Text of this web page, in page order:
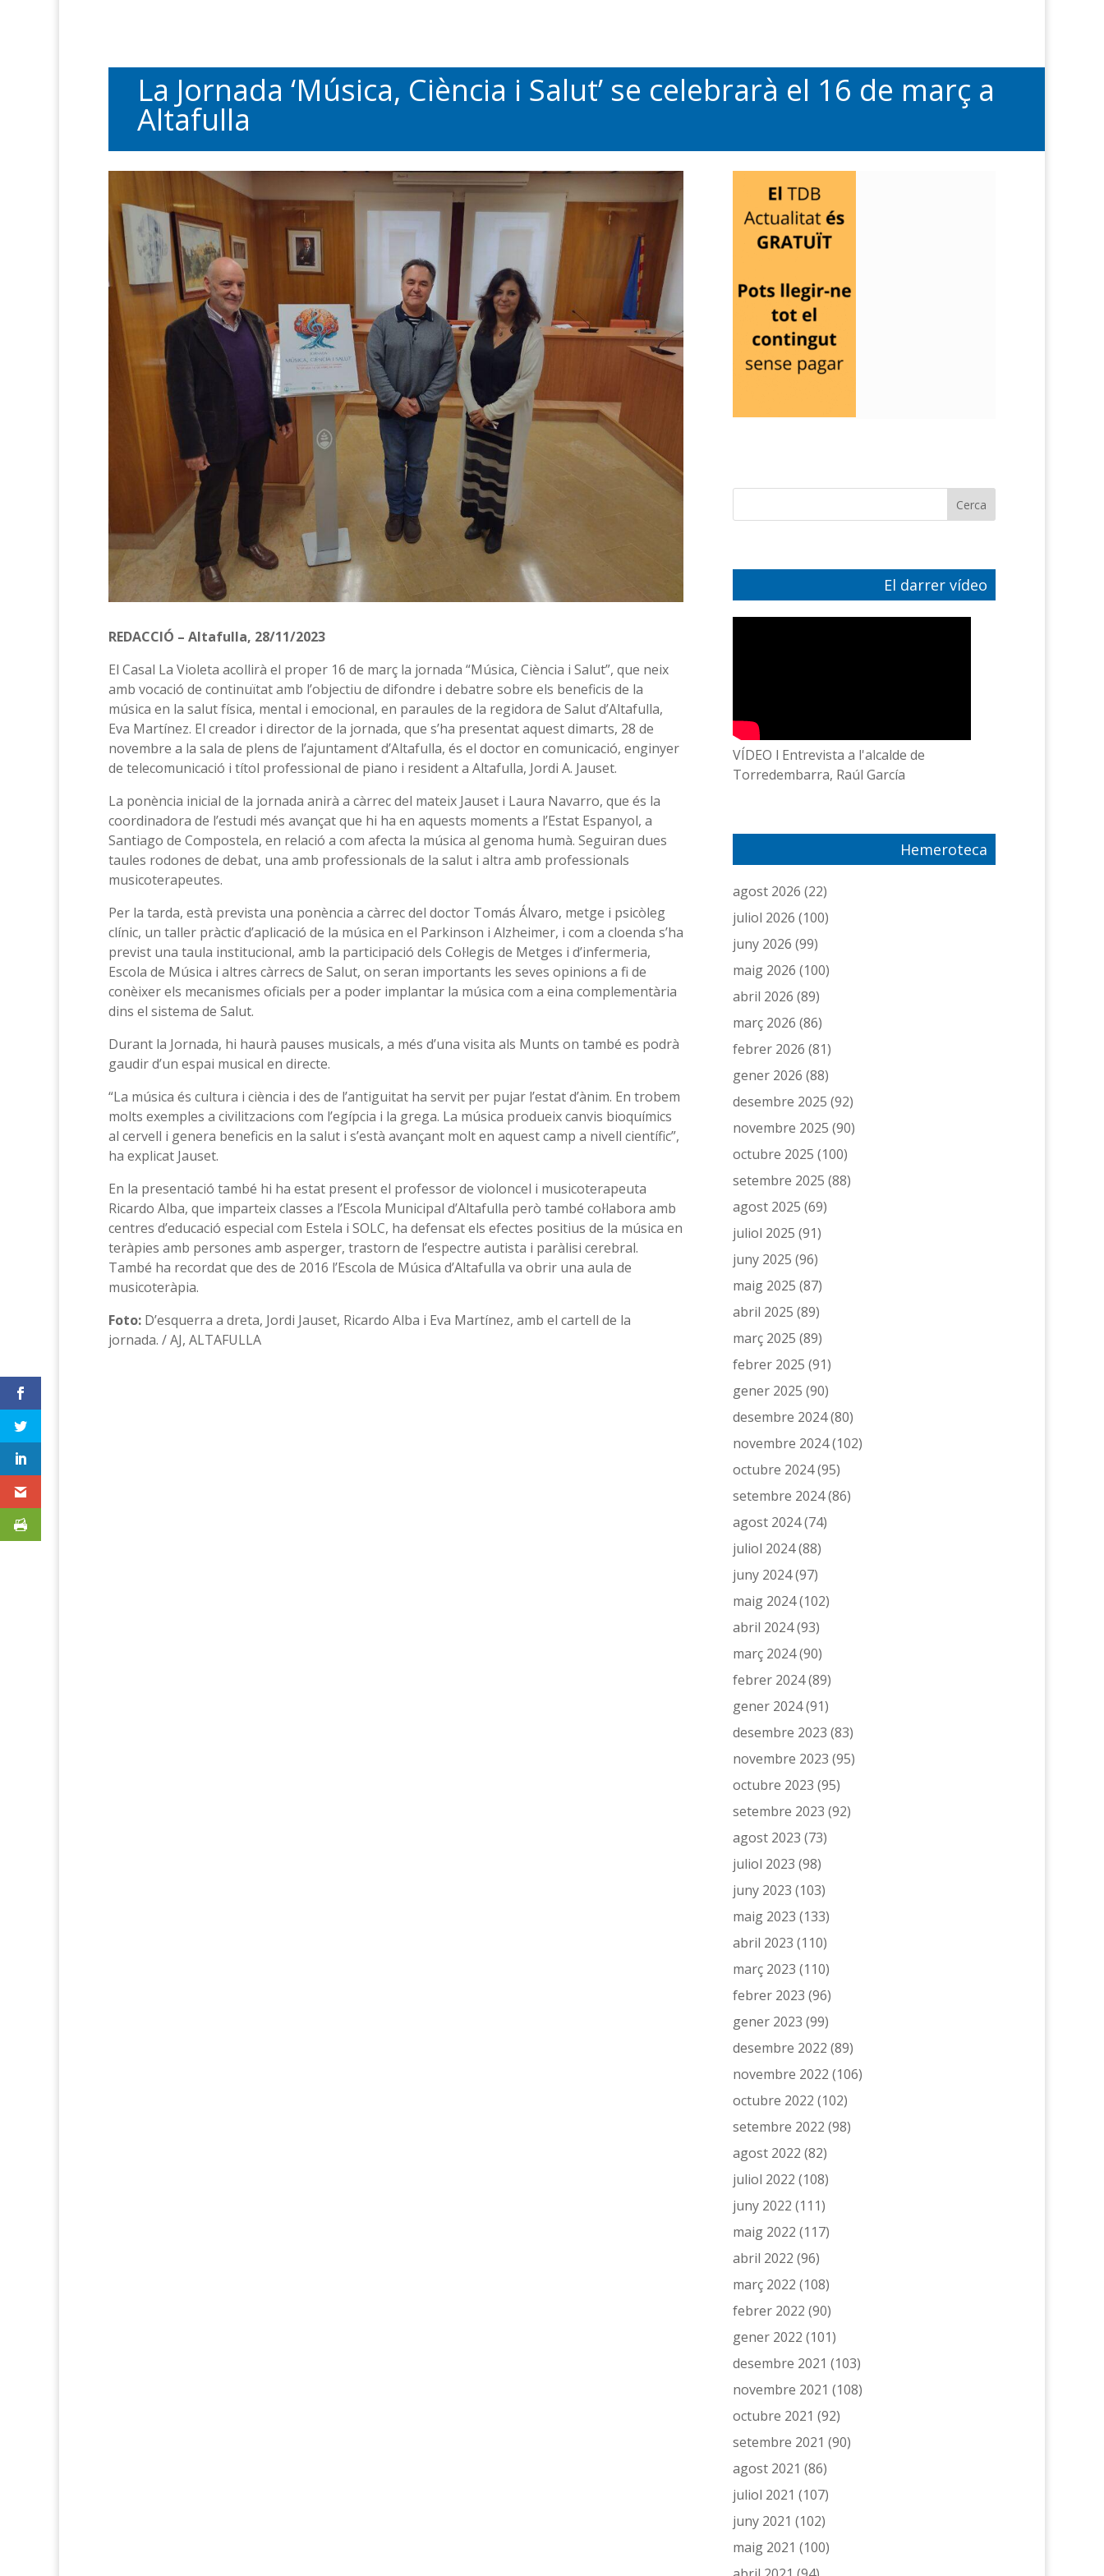
La Jornada ‘Música, Ciència i Salut’ se celebrarà el 16 de març a
Altafulla
REDACCIÓ – Altafulla, 28/11/2023
El Casal La Violeta acollirà el proper 16 de març la jornada “Música, Ciència i Salut”, que neix
amb vocació de continuïtat amb l’objectiu de difondre i debatre sobre els beneficis de la
música en la salut física, mental i emocional, en paraules de la regidora de Salut d’Altafulla,
Eva Martínez. El creador i director de la jornada, que s’ha presentat aquest dimarts, 28 de
novembre a la sala de plens de l’ajuntament d’Altafulla, és el doctor en comunicació, enginyer
de telecomunicació i títol professional de piano i resident a Altafulla, Jordi A. Jauset.
La ponència inicial de la jornada anirà a càrrec del mateix Jauset i Laura Navarro, que és la
coordinadora de l’estudi més avançat que hi ha en aquests moments a l’Estat Espanyol, a
Santiago de Compostela, en relació a com afecta la música al genoma humà. Seguiran dues
taules rodones de debat, una amb professionals de la salut i altra amb professionals
musicoterapeutes.
Per la tarda, està prevista una ponència a càrrec del doctor Tomás Álvaro, metge i psicòleg
clínic, un taller pràctic d’aplicació de la música en el Parkinson i Alzheimer, i com a cloenda s’ha
previst una taula institucional, amb la participació dels Col·legis de Metges i d’infermeria,
Escola de Música i altres càrrecs de Salut, on seran importants les seves opinions a fi de
conèixer els mecanismes oficials per a poder implantar la música com a eina complementària
dins el sistema de Salut.
Durant la Jornada, hi haurà pauses musicals, a més d’una visita als Munts on també es podrà
gaudir d’un espai musical en directe.
“La música és cultura i ciència i des de l’antiguitat ha servit per pujar l’estat d’ànim. En trobem
molts exemples a civilitzacions com l’egípcia i la grega. La música produeix canvis bioquímics
al cervell i genera beneficis en la salut i s’està avançant molt en aquest camp a nivell científic”,
ha explicat Jauset.
En la presentació també hi ha estat present el professor de violoncel i musicoterapeuta
Ricardo Alba, que imparteix classes a l’Escola Municipal d’Altafulla però també col·labora amb
centres d’educació especial com Estela i SOLC, ha defensat els efectes positius de la música en
teràpies amb persones amb asperger, trastorn de l’espectre autista i paràlisi cerebral.
També ha recordat que des de 2016 l’Escola de Música d’Altafulla va obrir una aula de
musicoteràpia.
Foto: D’esquerra a dreta, Jordi Jauset, Ricardo Alba i Eva Martínez, amb el cartell de la
jornada. / AJ, ALTAFULLA
El darrer vídeo
VÍDEO l Entrevista a l'alcalde de
Torredembarra, Raúl García
Hemeroteca
agost 2026 (22)
juliol 2026 (100)
juny 2026 (99)
maig 2026 (100)
abril 2026 (89)
març 2026 (86)
febrer 2026 (81)
gener 2026 (88)
desembre 2025 (92)
novembre 2025 (90)
octubre 2025 (100)
setembre 2025 (88)
agost 2025 (69)
juliol 2025 (91)
juny 2025 (96)
maig 2025 (87)
abril 2025 (89)
març 2025 (89)
febrer 2025 (91)
gener 2025 (90)
desembre 2024(80)
novembre 2024(102)
octubre 2024(95)
setembre 2024(86)
agost 2024(74)
juliol 2024(88)
juny 2024(97)
maig 2024(102)
abril 2024(93)
març 2024(90)
febrer 2024(89)
gener 2024(91)
desembre 2023 (83)
novembre 2023 (95)
octubre 2023 (95)
setembre 2023 (92)
agost 2023 (73)
juliol 2023 (98)
juny 2023 (103)
maig 2023 (133)
abril 2023 (110)
març 2023 (110)
febrer 2023 (96)
gener 2023 (99)
desembre 2022 (89)
novembre 2022 (106)
octubre 2022 (102)
setembre 2022 (98)
agost 2022 (82)
juliol 2022 (108)
juny 2022 (111)
maig 2022 (117)
abril 2022 (96)
març 2022 (108)
febrer 2022 (90)
gener 2022 (101)
desembre 2021 (103)
novembre 2021 (108)
octubre 2021 (92)
setembre 2021 (90)
agost 2021 (86)
juliol 2021 (107)
juny 2021 (102)
maig 2021 (100)